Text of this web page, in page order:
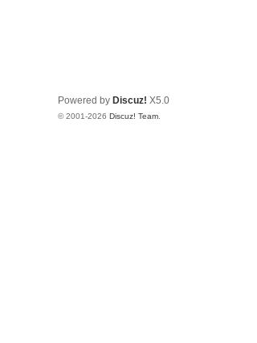
Powered by Discuz! X5.0
© 2001-2026 Discuz! Team